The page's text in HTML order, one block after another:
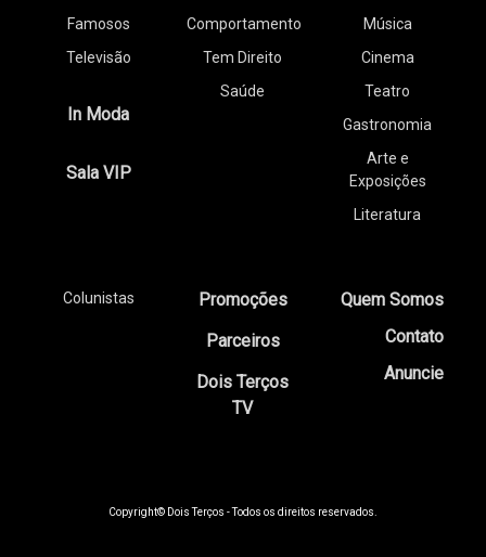
Famosos
Televisão
In Moda
Sala VIP
Comportamento
Tem Direito
Saúde
Música
Cinema
Teatro
Gastronomia
Arte e
Exposições
Literatura
Colunistas
Promoções
Parceiros
Dois Terços
TV
Quem Somos
Contato
Anuncie
Copyright© Dois Terços - Todos os direitos reservados.